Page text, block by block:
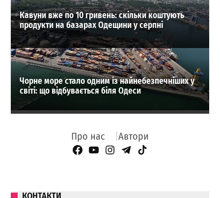
Кавуни вже по 10 гривень: скільки коштують
продукти на базарах Одещини у серпні
Чорне море стало одним із найнебезпечніших у
світі: що відбувається біля Одеси
Про нас Автори
Facebook Page
YouTube
Instagram
Telegram
TikTok